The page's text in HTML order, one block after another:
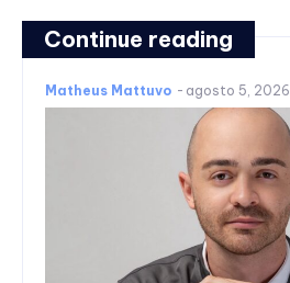
Continue reading
Matheus Mattuvo - agosto 5, 2026